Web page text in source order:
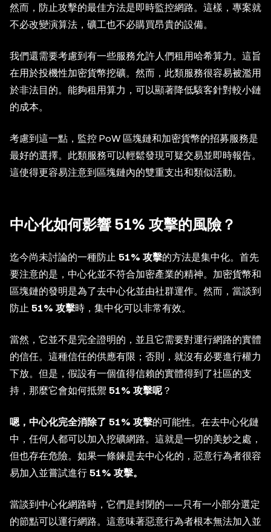
然而，防止攻擊的最佳方法是即時監控網路。這樣，專案就
不必改變演算法，礦工也不必購買昂貴的設備。
我們還需要考慮到有一些服務允許人們租用哈希算力。這旨
在用於投機性加密貨幣挖礦。然而，此類服務很容易被濫用
於非法目的。能夠租用算力，可以顯著降低駭客針對較小鏈
的成本。
考慮到這一點，監控 PoW 區塊鏈和加密貨幣的招募服務是
最好的選擇。此類服務可以輕鬆發現可疑交易並即時報告。
這使得更容易注意到區塊鏈內的雙重支出和類似活動。
中心化如何影響 51% 攻擊的風險？
迄今尚未討論的一種防止 51% 攻擊的方法是集中化。首先
要注意的是，中心化並不符合加密產業的精神。加密貨幣和
區塊鏈的發明是為了去中心化並由社群運作。然而，當談到
防止 51% 攻擊時，集中化可以非常有效。
當然，它並不是完全證明的，並且它需要對運行網路的實體
的信任。這種信任的供應有限；否則，就沒有必要進行權力
下放。但是，假設有一個值得信賴的實體得到了社區的支
持，那麼它會如何抵禦 51% 攻擊呢？
嗯，中心化完全消除了 51% 攻擊的可能性。在去中心化鏈
中，任何人都可以加入挖礦網路。這就是一切的美妙之處，
但也存在危險。如果一條鍊是去中心化的，惡意行為者很容
易加入並嘗試進行 51% 攻擊。
當談到中心化網路時，它們是封閉的——只有一小部分選定
的節點可以運行網路。這意味著惡意行為者根本無法加入並